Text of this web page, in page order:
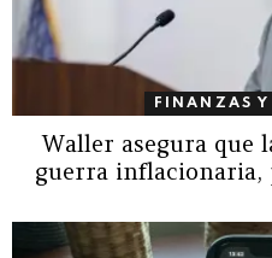
FINANZAS
Waller asegura que
guerra inflacionaria,